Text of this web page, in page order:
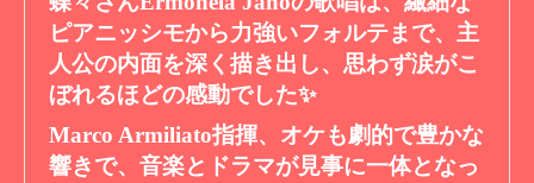
ピアニッシモから力強いフォルテまで、主
人公の内面を深く描き出し、思わず涙がこ
ぼれるほどの感動でした✨
Marco Armiliato指揮、オケも劇的で豊かな
響きで、音楽とドラマが見事に一体となっ